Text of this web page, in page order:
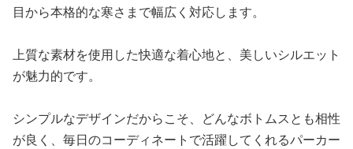
目から本格的な寒さまで幅広く対応します。
上質な素材を使用した快適な着心地と、美しいシルエット
が魅力的です。
シンプルなデザインだからこそ、どんなボトムスとも相性
が良く、毎日のコーディネートで活躍してくれるパーカー